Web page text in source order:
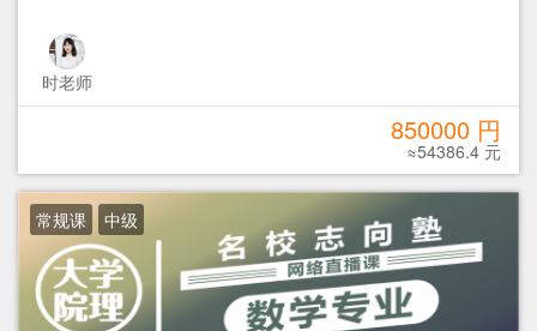
时老师
850000 円
≈54386.4 元
常规课 中级